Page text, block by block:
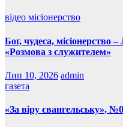
відео місіонерство
Бог, чудеса, місіонерство
«Розмова з служителем»
Лип 10, 2026 admin
газета
«За віру євангельську»,